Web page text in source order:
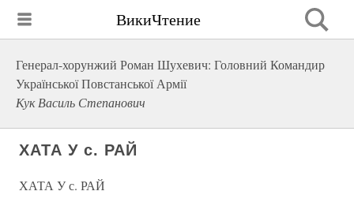
ВикиЧтение
Генерал-хорунжий Роман Шухевич: Головний Командир
Української Повстанської Армії
Кук Василь Степанович
ХАТА У с. РАЙ
ХАТА У с. РАЙ